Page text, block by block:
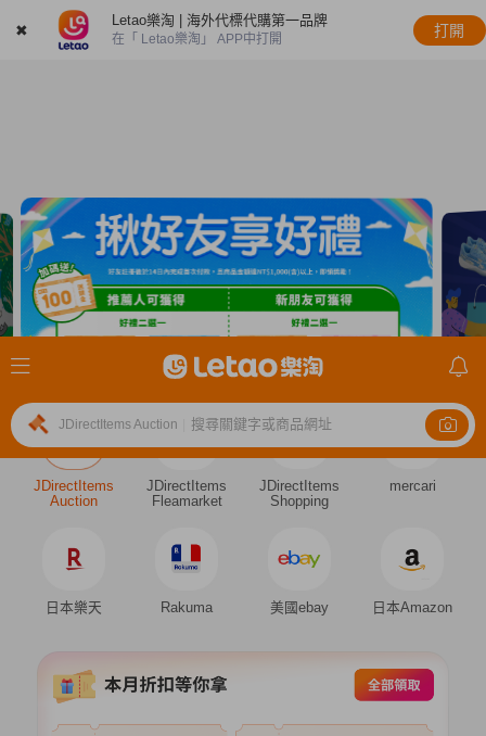
✖
Letao樂淘 | 海外代標代購第一品牌
在「 Letao樂淘」 APP中打開
打開
JDirectItems Auction 搜尋關鍵字或商品網址
JDirectItems
Auction
JDirectItems
Fleamarket
JDirectItems
Shopping
mercari
日本樂天 Rakuma 美國ebay 日本Amazon